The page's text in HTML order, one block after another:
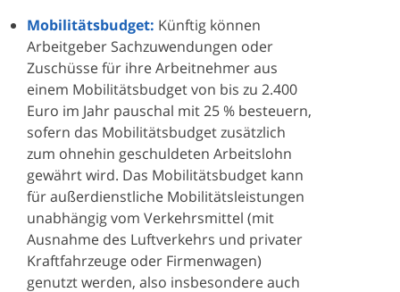
Mobilitätsbudget: Künftig können
Arbeitgeber Sachzuwendungen oder
Zuschüsse für ihre Arbeitnehmer aus
einem Mobilitätsbudget von bis zu 2.400
Euro im Jahr pauschal mit 25 % besteuern,
sofern das Mobilitätsbudget zusätzlich
zum ohnehin geschuldeten Arbeitslohn
gewährt wird. Das Mobilitätsbudget kann
für außerdienstliche Mobilitätsleistungen
unabhängig vom Verkehrsmittel (mit
Ausnahme des Luftverkehrs und privater
Kraftfahrzeuge oder Firmenwagen)
genutzt werden, also insbesondere auch